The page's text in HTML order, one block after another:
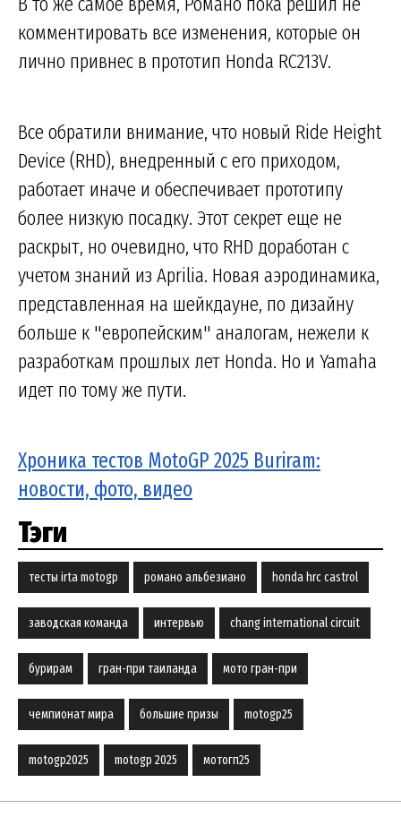
комментировать все изменения, которые он
лично привнес в прототип Honda RC213V.
Все обратили внимание, что новый Ride Height
Device (RHD), внедренный с его приходом,
работает иначе и обеспечивает прототипу
более низкую посадку. Этот секрет еще не
раскрыт, но очевидно, что RHD доработан с
учетом знаний из Aprilia. Новая аэродинамика,
представленная на шейкдауне, по дизайну
больше к "европейским" аналогам, нежели к
разработкам прошлых лет Honda. Но и Yamaha
идет по тому же пути.
Хроника тестов MotoGP 2025 Buriram:
новости, фото, видео
Тэги
тесты irta motogp романо альбезиано honda hrc castrol
заводская команда интервью chang international circuit
бурирам гран-при таиланда мото гран-при
чемпионат мира большие призы motogp25
motogp2025 motogp 2025 мотогп25